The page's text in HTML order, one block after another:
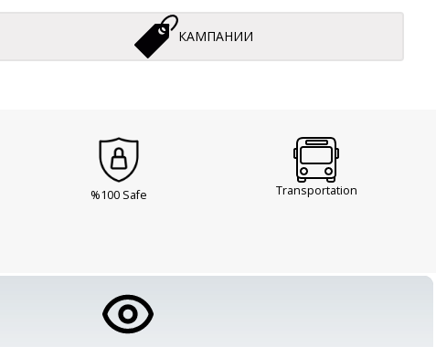
КАМПАНИИ
%100 Safe Transportation